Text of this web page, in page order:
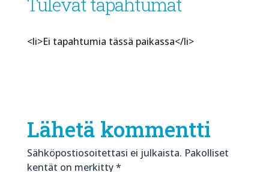
<li>Ei tapahtumia tässä paikassa</li>
Lähetä kommentti
Sähköpostiosoitettasi ei julkaista. Pakolliset
kentät on merkitty*